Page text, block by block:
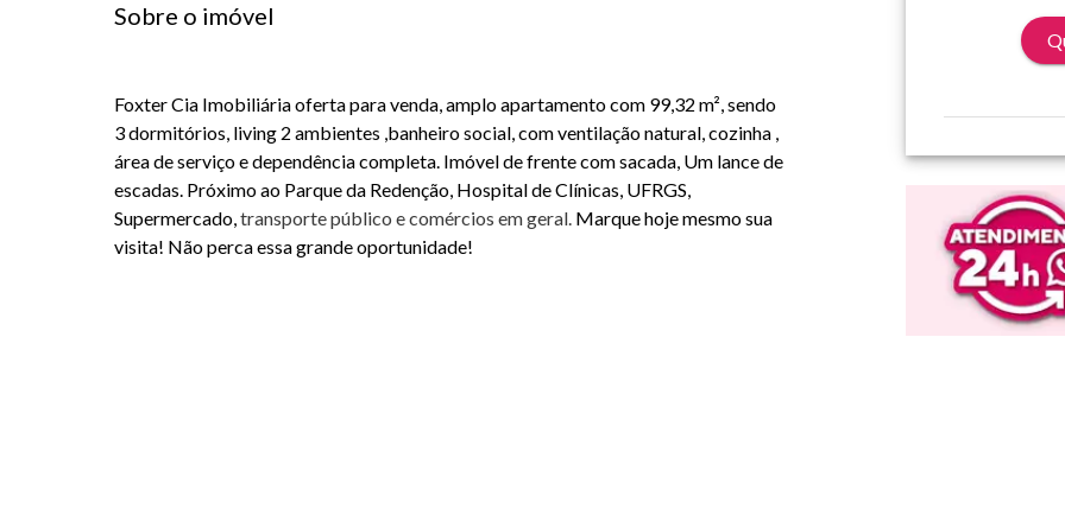
Sobre o imóvel
Foxter Cia Imobiliária oferta para venda, amplo apartamento com 99,32 m², sendo
3 dormitórios, living 2 ambientes ,banheiro social, com ventilação natural, cozinha ,
área de serviço e dependência completa. Imóvel de frente com sacada, Um lance de
escadas. Próximo ao Parque da Redenção, Hospital de Clínicas, UFRGS,
Supermercado,transporte público e comércios em geral. Marque hoje mesmo sua
visita! Não perca essa grande oportunidade!